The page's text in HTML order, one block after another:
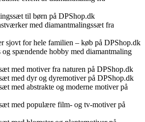
til børn på DPShop.dk
med diamantmalingssæt fra
sjovt for hele familien – køb på DPShop.dk
og spændende hobby med diamantmaling
med motiver fra naturen på DPShop.dk
med dyr og dyremotiver på DPShop.dk
med abstrakte og moderne motiver på
med populære film- og tv-motiver på